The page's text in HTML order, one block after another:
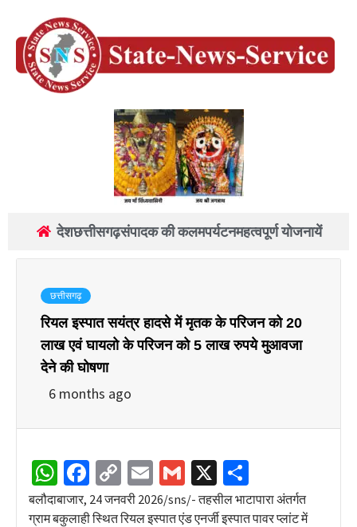
देशछत्तीसगढ़संपादक की कलमपर्यटनमहत्वपूर्ण योजनायें
छत्तीसगढ़
रियल इस्पात सयंत्र हादसे में मृतक के परिजन को 20
लाख एवं घायलो के परिजन को 5 लाख रुपये मुआवजा
देने की घोषणा
6 months ago
WhatsApp
Facebook
Copy
Link
EmailGmail
X
बलौदाबाजार, 24 जनवरी 2026/sns/- तहसील भाटापारा अंतर्गत
ग्राम बकुलाही स्थित रियल इस्पात एंड एनर्जी इस्पात पावर प्लांट में